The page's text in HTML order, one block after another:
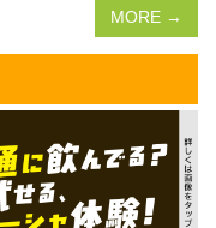
MORE →